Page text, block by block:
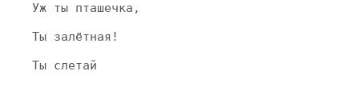
Уж ты пташечка,
Ты залётная!
Ты слетай